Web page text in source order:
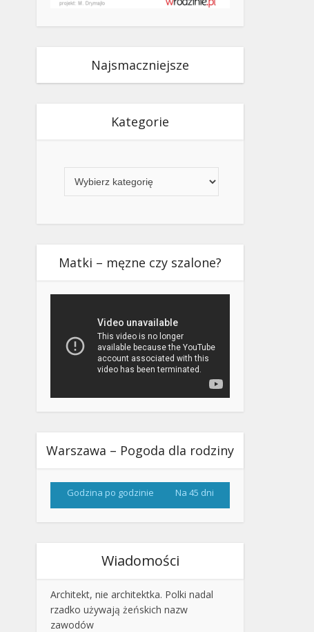
Najsmaczniejsze
Kategorie
Matki – męzne czy szalone?
Warszawa – Pogoda dla rodziny
Godzina po godzinie Na 45 dni
Wiadomości
Architekt, nie architektka. Polki nadal
rzadko używają żeńskich nazw
zawodów